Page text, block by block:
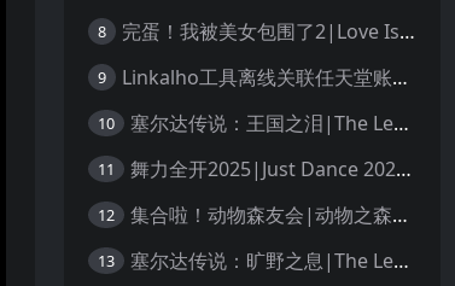
8 完蛋！我被美女包围了2|Love Is All Around 2中文
9 Linkalho工具离线关联任天堂账户教程
10 塞尔达传说：王国之泪|The Legend of Zelda: Tears of the Kingdom中文
11 舞力全开2025|Just Dance 2025中文
12 集合啦！动物森友会|动物之森|Animal Crossing: New Horizons中文
13 塞尔达传说：旷野之息|The Legend of Zelda: Breath of the Wild中文